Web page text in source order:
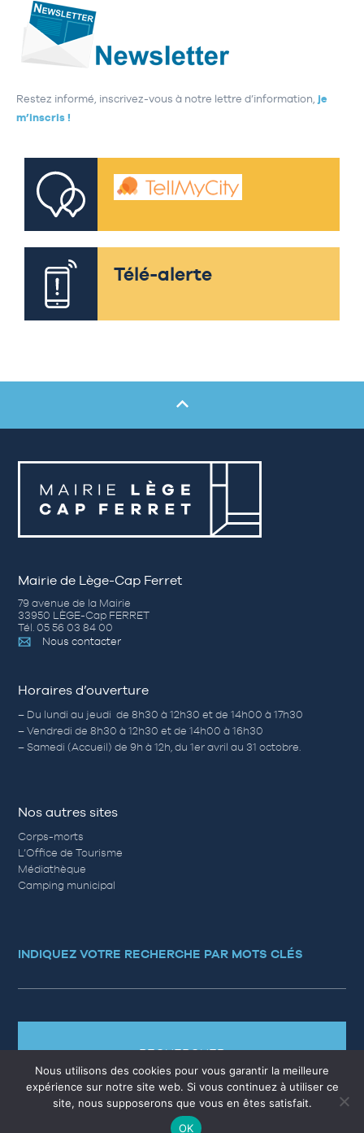
Restez informé, inscrivez-vous à notre lettre d’information, je
m’inscris !
Télé-alerte
Mairie de Lège-Cap Ferret
79 avenue de la Mairie
33950 LÈGE-Cap FERRET
Tél. 05 56 03 84 00
Nous contacter
Horaires d’ouverture
– Du lundi au jeudi de 8h30 à 12h30 et de 14h00 à 17h30
– Vendredi de 8h30 à 12h30 et de 14h00 à 16h30
– Samedi (Accueil) de 9h à 12h, du 1er avril au 31 octobre.
Nos autres sites
Corps-morts
L’Office de Tourisme
Médiathèque
Camping municipal
INDIQUEZ VOTRE RECHERCHE PAR MOTS CLÉS
RECHERCHER
QUESTIONS RÉPONSES
Nous utilisons des cookies pour vous garantir la meilleure
expérience sur notre site web. Si vous continuez à utiliser ce
site, nous supposerons que vous en êtes satisfait.
OK